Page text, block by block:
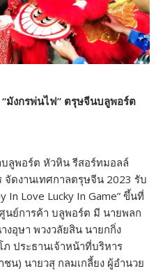
มังกรพ่นไฟ” ตรุษจีนบลูพอร์ต
ลูพอร์ต หัวหิน รีสอร์ทมอลล์
ดงานเทศกาลตรุษจีน 2023 รับ
Love Lucky In Game” ขึ้นที่
นย์การค้า บลูพอร์ต มี นายพลก
งอุษา พวงวลัยสิน นายกกิ่ง
ประธานเจ้าหน้าที่บริหาร
น) นายวสุ กลมเกลี้ยง ผู้อำนวย